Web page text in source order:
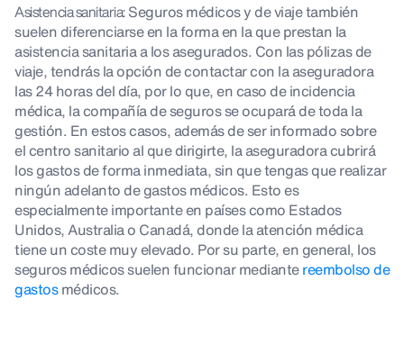
Asistencia sanitaria:Seguros médicos y de viaje también
suelen diferenciarse en la forma en la que prestan la
asistencia sanitaria a los asegurados. Con las pólizas de
viaje, tendrás la opción de contactar con la aseguradora
las 24 horas del día, por lo que, en caso de incidencia
médica, la compañía de seguros se ocupará de toda la
gestión. En estos casos, además de ser informado sobre
el centro sanitario al que dirigirte, la aseguradora cubrirá
los gastos de forma inmediata, sin que tengas que realizar
ningún adelanto de gastos médicos. Esto es
especialmente importante en países como Estados
Unidos, Australia o Canadá, donde la atención médica
tiene un coste muy elevado. Por su parte, en general, los
seguros médicos suelen funcionar mediantereembolso de
gastosmédicos.